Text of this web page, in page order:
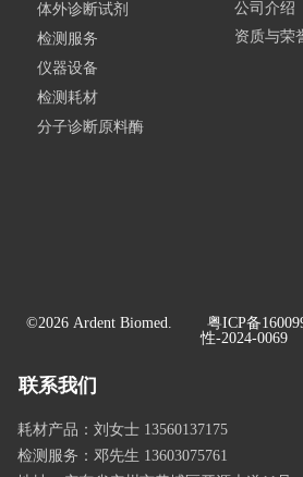
体外诊断试剂
检测服务
仪器设备
检测耗材
分子诊断原料酶
公司介绍
资质与荣
联系我们
©2026 Ardent Biomed. 粤ICP备
性-2024-0069
耗材产品：刘女士 13560137175
检测服务：邓先生 13603075761